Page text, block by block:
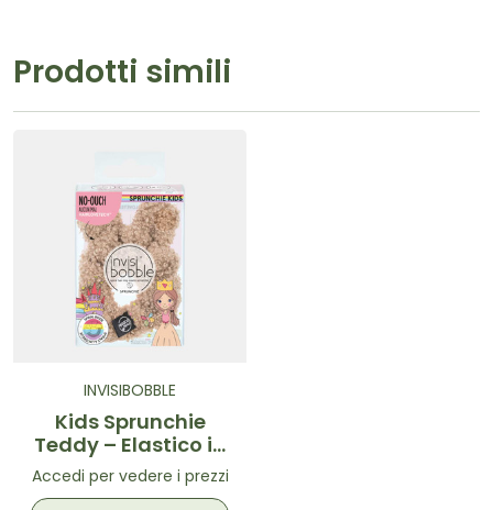
Prodotti simili
INVISIBOBBLE
Kids Sprunchie
Teddy – Elastico in
tessuto con spirale
interna
Accedi per vedere i prezzi